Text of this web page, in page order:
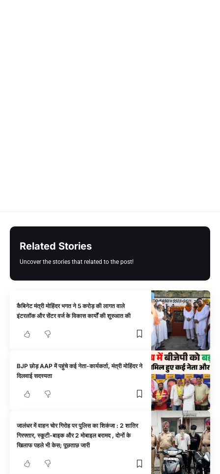
Related Stories
Uncover the stories that related to the post!
कैबिनेट मंत्री मोहिंदर भगत ने 5 करोड़ की लागत वाले
इंटरलॉक और सेंटर वर्ज के विकास कार्यों की शुरुआत की
BJP छोड़ AAP में पहुंचे कई नेता-कार्यकर्ता, मंत्री मोहिंदर ने
दिलवाई सदस्यता
जालंधर में वाहन चोर गिरोह पर पुलिस का शिकंजा : 2 शातिर
गिरफ्तार, स्कूटी-बाइक और 2 मोबाइल बरामद , दोनों के
खिलाफ पहले भी केस; पूछताछ जारी